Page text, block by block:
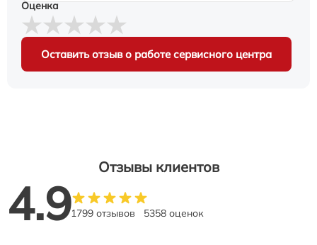
Оценка
Оставить отзыв о работе сервисного центра
Отзывы клиентов
4.91799 отзывов 5358 оценок